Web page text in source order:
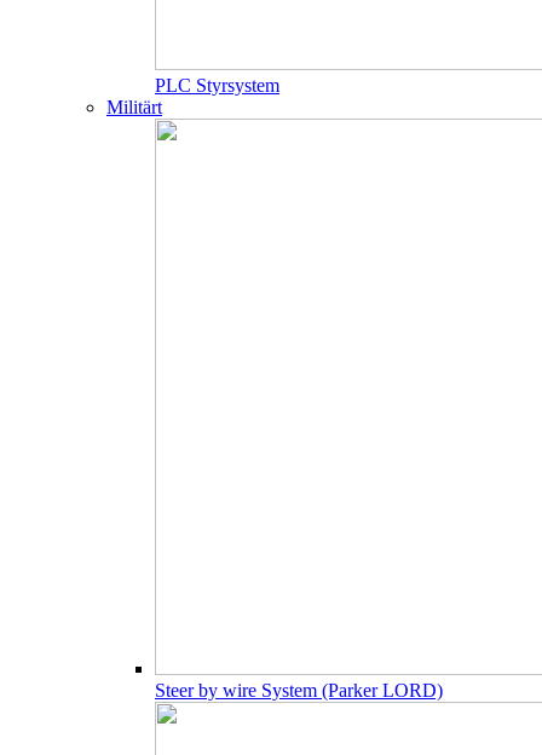
PLC Styrsystem
Militärt
Steer by wire System (Parker LORD)